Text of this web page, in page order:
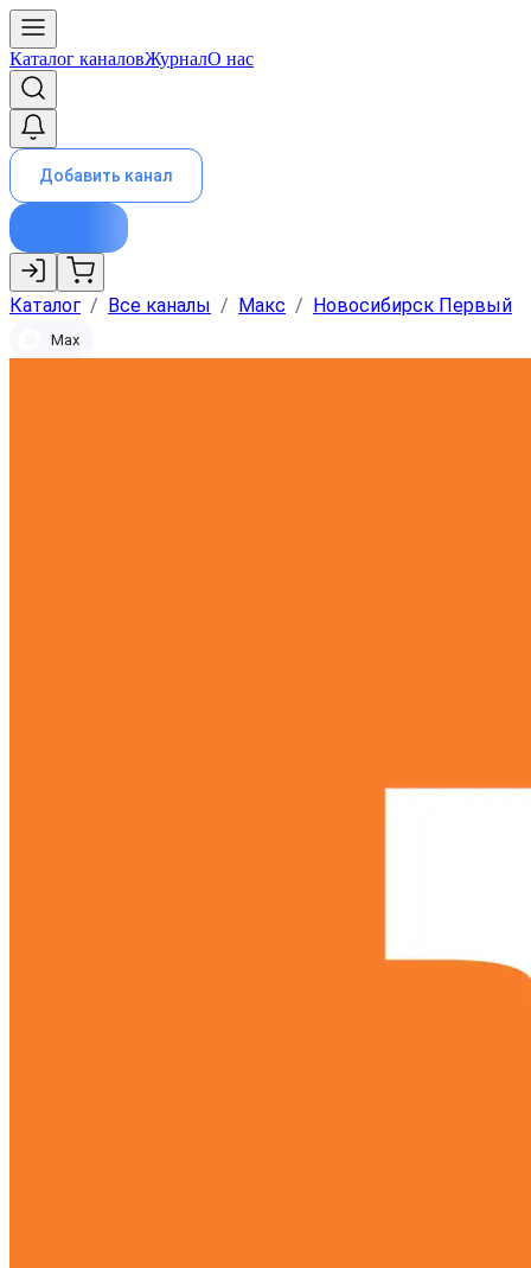
Каталог каналовЖурналО нас
Добавить канал
Каталог / Все каналы / Макс / Новосибирск Первый
Max